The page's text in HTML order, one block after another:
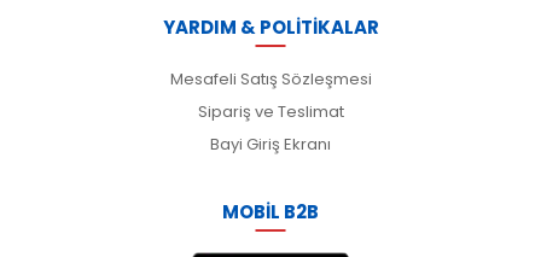
YARDIM & POLİTİKALAR
Mesafeli Satış Sözleşmesi
Sipariş ve Teslimat
Bayi Giriş Ekranı
MOBİL B2B